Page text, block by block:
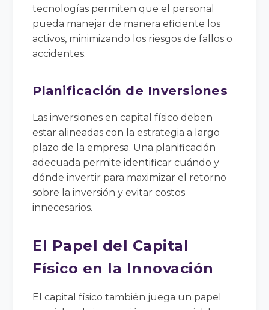
tecnologías permiten que el personal
pueda manejar de manera eficiente los
activos, minimizando los riesgos de fallos o
accidentes.
Planificación de Inversiones
Las inversiones en capital físico deben
estar alineadas con la estrategia a largo
plazo de la empresa. Una planificación
adecuada permite identificar cuándo y
dónde invertir para maximizar el retorno
sobre la inversión y evitar costos
innecesarios.
El Papel del Capital
Físico en la Innovación
El capital físico también juega un papel